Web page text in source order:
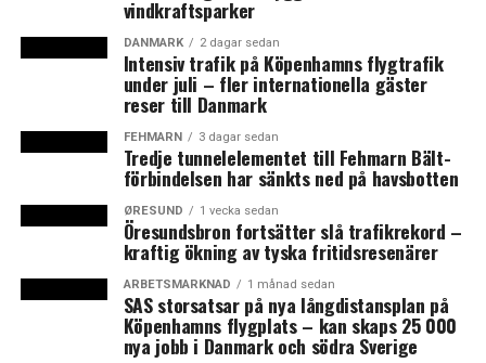
Capacity och Köpenhamns kommun emot 308
förfrågningar från olika delegationer under 2016, 15
procent fler än under 2015. Det resulterade i cirka 250
faktiska studiebesök.
Klart flest förfrågningar – cirka en femtedel – kom från
Kina. Därefter var intresset störst från Skandinavien
också från USA och ett antal asiatiska länder, samt
några från Sydamerika och Afrika – totalt 40 länder.
– Kina är ett fokusområde för oss och vi har anställd
personal som talar kinesiska och kan hjälpa till att
screena förfrågningarna, säger Jakob Norman-Hansen.
vindkraftsparker
DANMARK 2 dagar sedan
Intensiv trafik på Köpenhamns flygtrafik
under juli – fler internationella gäster
reser till Danmark
FEHMARN 3 dagar sedan
Tredje tunnelelementet till Fehmarn Bält-
förbindelsen har sänkts ned på havsbotten
ØRESUND 1 vecka sedan
Öresundsbron fortsätter slå trafikrekord –
kraftig ökning av tyska fritidsresenärer
ARBETSMARKNAD 1 månad sedan
SAS storsatsar på nya långdistansplan på
Köpenhamns flygplats – kan skaps 25 000
nya jobb i Danmark och södra Sverige